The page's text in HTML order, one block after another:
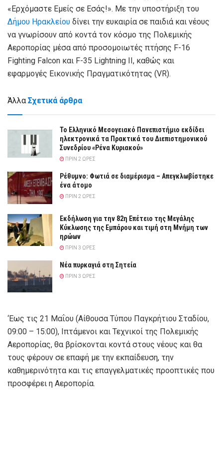
«Ερχόμαστε Εμείς σε Εσάς!». Με την υποστήριξη του
Δήμου Ηρακλείου δίνει την ευκαιρία σε παιδιά και νέους
να γνωρίσουν από κοντά τον κόσμο της Πολεμικής
Αεροπορίας μέσα από προσομοιωτές πτήσης F-16
Fighting Falcon και F-35 Lightning II, καθώς και
εφαρμογές Εικονικής Πραγματικότητας (VR).
Άλλα Σχετικά άρθρα
Το Ελληνικό Μεσογειακό Πανεπιστήμιο εκδίδει
ηλεκτρονικά τα Πρακτικά του Διεπιστημονικού
Συνεδρίου «Ρένα Κυριακού»
ΠΡΙΝ 2 ΏΡΕΣ
Ρέθυμνο: Φωτιά σε διαμέρισμα – Απεγκλωβίστηκε
ένα άτομο
ΠΡΙΝ 2 ΏΡΕΣ
Εκδήλωση για την 82η Επέτειο της Μεγάλης
Κύκλωσης της Εμπάρου και τιμή στη Μνήμη των
ηρώων
ΠΡΙΝ 3 ΏΡΕΣ
Νέα πυρκαγιά στη Σητεία
ΠΡΙΝ 3 ΏΡΕΣ
‘Εως τις 21 Μαΐου (Αίθουσα Τύπου Παγκρήτιου Σταδίου,
09:00 – 15:00), Ιπτάμενοι και Τεχνικοί της Πολεμικής
Αεροπορίας, θα βρίσκονται κοντά στους νέους και θα
τους φέρουν σε επαφή με την εκπαίδευση, την
καθημερινότητα και τις επαγγελματικές προοπτικές που
προσφέρει η Αεροπορία.